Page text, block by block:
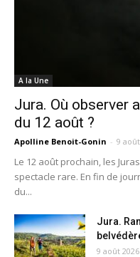
A la Une
Jura. Où observer
du 12 août ?
Apolline Benoit-Gonin - 9
Le 12 août prochain, les
spectacle rare. En fin de
du...
Jura.
9 août 2026